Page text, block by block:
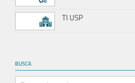
TI USP
BUSCA